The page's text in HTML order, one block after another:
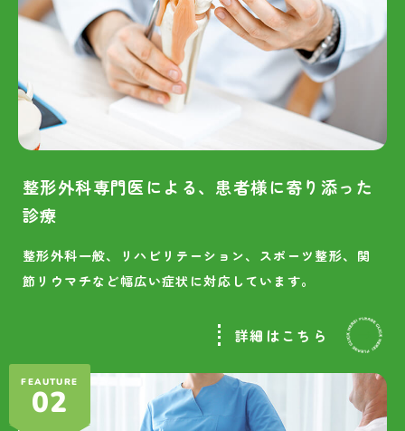
整形外科専門医による、患者様に寄り添った
診療
整形外科一般、リハビリテーション、スポーツ整形、関
節リウマチなど幅広い症状に対応しています。
詳細はこちら
FEAUTURE
02